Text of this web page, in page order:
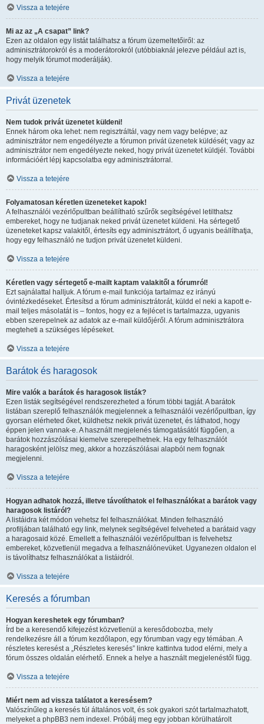
Vissza a tetejére
Mi az az „A csapat” link?
Ezen az oldalon egy listát találhatsz a fórum üzemeltetőiről: az
adminisztrátorokról és a moderátorokról (utóbbiaknál jelezve például azt is,
hogy melyik fórumot moderálják).
Vissza a tetejére
Privát üzenetek
Nem tudok privát üzenetet küldeni!
Ennek három oka lehet: nem regisztráltál, vagy nem vagy belépve; az
adminisztrátor nem engedélyezte a fórumon privát üzenetek küldését; vagy az
adminisztrátor nem engedélyezte neked, hogy privát üzenetet küldjél. További
információért lépj kapcsolatba egy adminisztrátorral.
Vissza a tetejére
Folyamatosan kéretlen üzeneteket kapok!
A felhasználói vezérlőpultban beállítható szűrők segítségével letilthatsz
embereket, hogy ne tudjanak neked privát üzenetet küldeni. Ha sértegető
üzeneteket kapsz valakitől, értesíts egy adminisztrátort, ő ugyanis beállíthatja,
hogy egy felhasználó ne tudjon privát üzenetet küldeni.
Vissza a tetejére
Kéretlen vagy sértegető e-mailt kaptam valakitől a fórumról!
Ezt sajnálattal halljuk. A fórum e-mail funkciója tartalmaz ez irányú
óvintézkedéseket. Értesítsd a fórum adminisztrátorát, küldd el neki a kapott e-
mail teljes másolatát is – fontos, hogy ez a fejlécet is tartalmazza, ugyanis
ebben szerepelnek az adatok az e-mail küldőjéről. A fórum adminisztrátora
megteheti a szükséges lépéseket.
Vissza a tetejére
Barátok és haragosok
Mire valók a barátok és haragosok listák?
Ezen listák segítségével rendszerezheted a fórum többi tagját. A barátok
listában szereplő felhasználók megjelennek a felhasználói vezérlőpultban, így
gyorsan elérheted őket, küldhetsz nekik privát üzenetet, és láthatod, hogy
éppen jelen vannak-e. A használt megjelenés támogatásától függően, a
barátok hozzászólásai kiemelve szerepelhetnek. Ha egy felhasználót
haragosként jelölsz meg, akkor a hozzászólásai alapból nem fognak
megjelenni.
Vissza a tetejére
Hogyan adhatok hozzá, illetve távolíthatok el felhasználókat a barátok vagy
haragosok listáról?
A listáidra két módon vehetsz fel felhasználókat. Minden felhasználó
profiljában található egy link, melynek segítségével felveheted a barátaid vagy
a haragosaid közé. Emellett a felhasználói vezérlőpultban is felvehetsz
embereket, közvetlenül megadva a felhasználónevüket. Ugyanezen oldalon el
is távolíthatsz felhasználókat a listáidról.
Vissza a tetejére
Keresés a fórumban
Hogyan kereshetek egy fórumban?
Írd be a keresendő kifejezést közvetlenül a keresődobozba, mely
rendelkezésre áll a fórum kezdőlapon, egy fórumban vagy egy témában. A
részletes keresést a „Részletes keresés” linkre kattintva tudod elérni, mely a
fórum összes oldalán elérhető. Ennek a helye a használt megjelenéstől függ.
Vissza a tetejére
Miért nem ad vissza találatot a keresésem?
Valószínűleg a keresés túl általános volt, és sok gyakori szót tartalmazhatott,
melyeket a phpBB3 nem indexel. Próbálj meg egy jobban körülhatárolt